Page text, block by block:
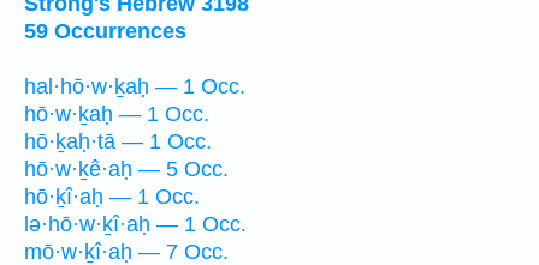
59 Occurrences
hal·hō·w·ḵaḥ — 1 Occ.
hō·w·ḵaḥ — 1 Occ.
hō·ḵaḥ·tā — 1 Occ.
hō·w·ḵê·aḥ — 5 Occ.
hō·ḵî·aḥ — 1 Occ.
lə·hō·w·ḵî·aḥ — 1 Occ.
mō·w·ḵî·aḥ — 7 Occ.